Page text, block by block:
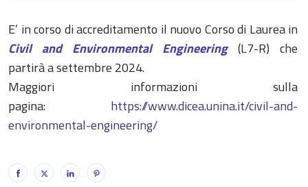
E’ in corso di accreditamento il nuovo Corso di Laurea in
Civil and Environmental Engineering(L7-R) che
partirà a settembre 2024.
Maggiori informazioni sulla
pagina: https://www.dicea.unina.it/civil-and-
environmental-engineering/